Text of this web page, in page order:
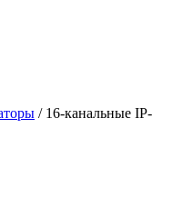
/ 16-канальные IP-